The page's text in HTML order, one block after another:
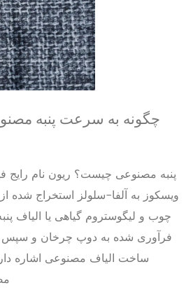
چگونه به سرعت پنبه
پنبه مصنوعی چیست؟ ریون نام رایج
ویسکوز به آلفا-سلولز استخراج شده
چوب و لیگوستروم گیاهی یا الیاف
فرآوری شده به دوپ چرخان و
ساخت الیاف مصنوعی اشاره